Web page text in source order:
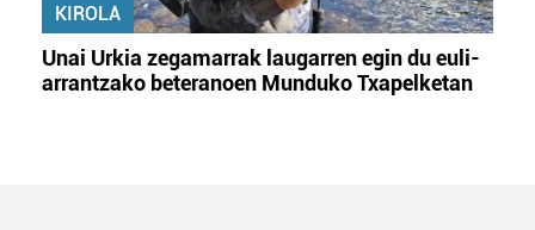
KIROLA
Unai Urkia zegamarrak laugarren egin du euli-
arrantzako beteranoen Munduko Txapelketan